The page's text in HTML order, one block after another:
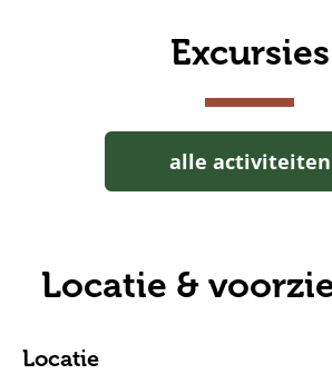
Excursies
alle activiteiten
Locatie &
Locatie